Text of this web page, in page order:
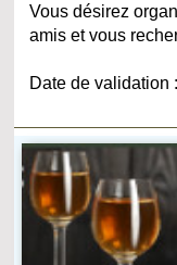
Vous désirez
amis et vous
Date de validation